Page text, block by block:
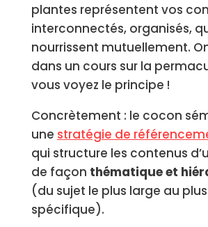
plantes représentent vos
interconnectés, organisés,
nourrissent mutuellement.
dans un cours sur la
vous voyez le principe !
Concrètement : le cocon
une stratégie de
qui structure les contenus
de façon thématique et
(du sujet le plus large au plus
spécifique).